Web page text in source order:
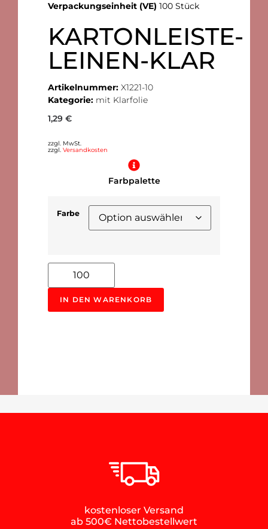
Verpackungseinheit (VE) 100 Stück
KARTONLEISTE-
LEINEN-KLAR
Artikelnummer: X1221-10
Kategorie: mit Klarfolie
1,29 €
zzgl. MwSt.
zzgl. Versandkosten
Farbpalette
Farbe
IN DEN WARENKORB
kostenloser Versand
ab 500€ Nettobestellwert